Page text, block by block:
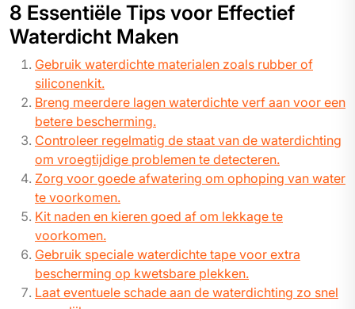
8 Essentiële Tips voor Effectief
Waterdicht Maken
Gebruik waterdichte materialen zoals rubber of
siliconenkit.
Breng meerdere lagen waterdichte verf aan voor een
betere bescherming.
Controleer regelmatig de staat van de waterdichting
om vroegtijdige problemen te detecteren.
Zorg voor goede afwatering om ophoping van water
te voorkomen.
Kit naden en kieren goed af om lekkage te
voorkomen.
Gebruik speciale waterdichte tape voor extra
bescherming op kwetsbare plekken.
Laat eventuele schade aan de waterdichting zo snel